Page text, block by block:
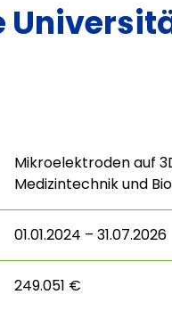
Mikroelektroden auf
Medizintechnik und
01.01.2024 – 31.07.2026
249.051 €